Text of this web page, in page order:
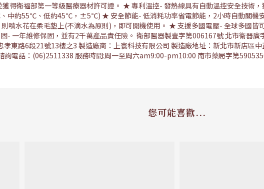
得衛福部第一等級醫療器材許可證。 ★ 專利溫控- 發熱線具有自動溫控安全技術
中約55℃、低約45℃，±5℃) ★ 安全節能- 低消耗功率省電節能，2小時自動關機
噴水花在柔毛墊上(不滴水為原則)，即可開機使用。 ★ 支援多國電壓- 全球多國皆
- 一年維修保固，並有2千萬產品責任險。 衛部醫器製壹字第006167號 北市衛器
孝東路6段21號13樓之3 製造廠商：上寰科技有限公司 製造廠地址：新北市新店
詢電話：(06)2511338 服務時間:周一至周六am9:00-pm10:00 南市藥局字第
您可能喜歡...